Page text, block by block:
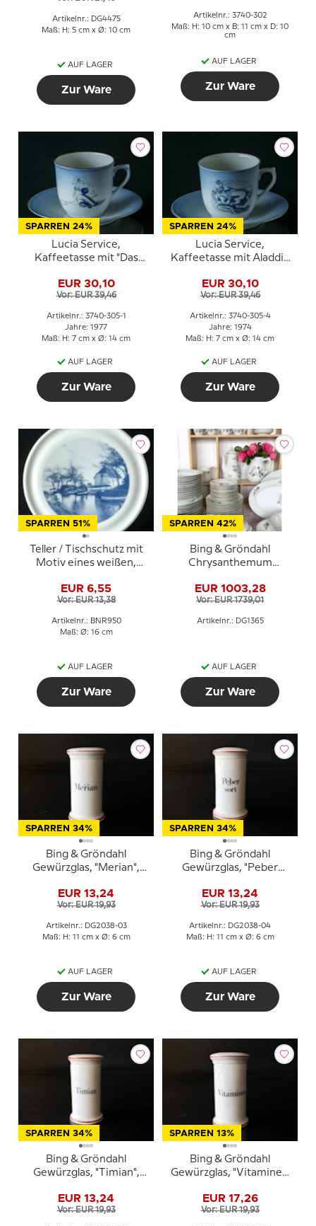
Gröndahl
Artikelnr.: DG4475
Maß: H: 5 cm x Ø: 10 cm
AUF LAGER
Zur Ware
Artikelnr.: 3740-302
Maß: H: 10 cm x B: 11 cm x D: 10
cm
AUF LAGER
Zur Ware
SPARREN 24%
Lucia Service,
Kaffeetasse mit "Das
Gröndahl
EUR 30,10
Vor: EUR 39,46
Artikelnr.: 3740-305-1
Jahre: 1977
Maß: H: 7 cm x Ø: 14 cm
AUF LAGER
Zur Ware
SPARREN 24%
Lucia Service,
Kaffeetasse mit Aladdin
Gröndahl
EUR 30,10
Vor: EUR 39,46
Artikelnr.: 3740-305-4
Jahre: 1974
Maß: H: 7 cm x Ø: 14 cm
AUF LAGER
Zur Ware
SPARREN 51%
Teller / Tischschutz mit
Motiv eines weißen,
am Wasser - Bing &
Gröndahl
EUR 6,55
Vor: EUR 13,38
Artikelnr.: BNR950
Maß: Ø: 16 cm
AUF LAGER
Zur Ware
SPARREN 42%
Bing & Gröndahl
Chrysanthemum
Abendessen-Service -
Insgesamt 90 Teile
EUR 1003,28
Vor: EUR 1739,01
Artikelnr.: DG1365
AUF LAGER
Zur Ware
SPARREN 34%
Bing & Gröndahl
Gewürzglas, "Merian",
EUR 13,24
Vor: EUR 19,93
Artikelnr.: DG2038-03
Maß: H: 11 cm x Ø: 6 cm
AUF LAGER
Zur Ware
SPARREN 34%
Bing & Gröndahl
Gewürzglas, "Peber
Pfeffer), Nr. 497
EUR 13,24
Vor: EUR 19,93
Artikelnr.: DG2038-04
Maß: H: 11 cm x Ø: 6 cm
AUF LAGER
Zur Ware
SPARREN 34%
Bing & Gröndahl
Gewürzglas, "Timian",
EUR 13,24
Vor: EUR 19,93
SPARREN 13%
Bing & Gröndahl
Gewürzglas, "Vitaminer"
EUR 17,26
Vor: EUR 19,93